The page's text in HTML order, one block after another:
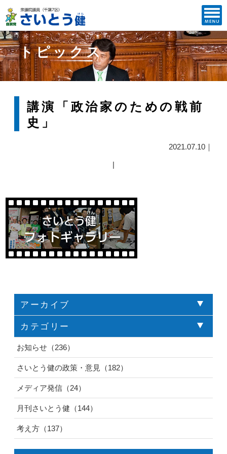
トピックス
講演「政治家のための戦前
史」
2021.07.10｜
|
アーカイブ
カテゴリー
お知らせ（236）
さいとう健の政策・意見（182）
メディア発信（24）
月刊さいとう健（144）
考え方（137）